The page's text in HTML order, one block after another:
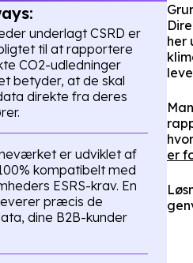
underlagt CSRD er
til at rapportere
CO2-udledninger
betyder, at de skal
direkte fra deres
er udviklet af
kompatibelt med
ESRS-krav. En
præcis de
dine B2B-kunder
her
er